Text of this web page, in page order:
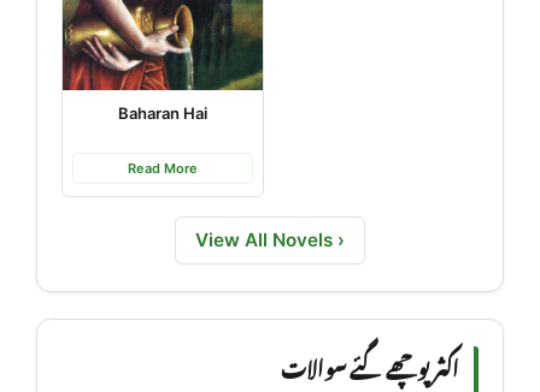
Baharan Hai
Read More
View All Novels ›
اکثر پوچھے گئے سوالات